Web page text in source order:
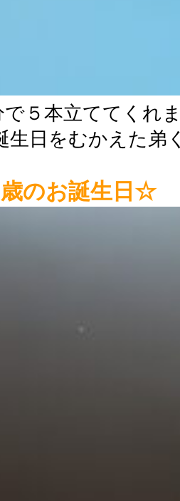
５本立ててくれ
生日をむかえた弟
のお誕生日☆